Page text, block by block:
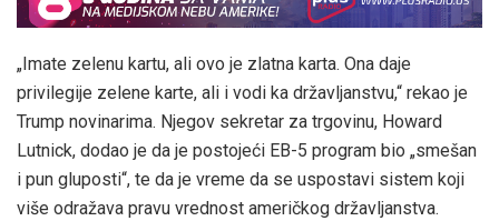
„Imate zelenu kartu, ali ovo je zlatna karta. Ona daje
privilegije zelene karte, ali i vodi ka državljanstvu,“ rekao je
Trump novinarima. Njegov sekretar za trgovinu, Howard
Lutnick, dodao je da je postojeći EB-5 program bio „smešan
i pun gluposti“, te da je vreme da se uspostavi sistem koji
više odražava pravu vrednost američkog državljanstva.